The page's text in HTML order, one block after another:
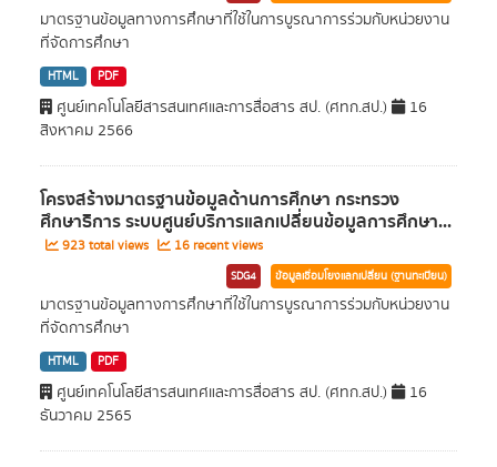
มาตรฐานข้อมูลทางการศึกษาที่ใช้ในการบูรณาการร่วมกับหน่วยงาน
ที่จัดการศึกษา
HTML PDF
ศูนย์เทคโนโลยีสารสนเทศและการสื่อสาร สป. (ศทก.สป.)
16
สิงหาคม 2566
โครงสร้างมาตรฐานข้อมูลด้านการศึกษา กระทรวง
ศึกษาธิการ ระบบศูนย์บริการแลกเปลี่ยนข้อมูลการศึกษา...
923 total views 16 recent views
SDG4 ข้อมูลเชื่อมโยงแลกเปลี่ยน (ฐานทะเบียน)
มาตรฐานข้อมูลทางการศึกษาที่ใช้ในการบูรณาการร่วมกับหน่วยงาน
ที่จัดการศึกษา
HTML PDF
ศูนย์เทคโนโลยีสารสนเทศและการสื่อสาร สป. (ศทก.สป.)
16
ธันวาคม 2565